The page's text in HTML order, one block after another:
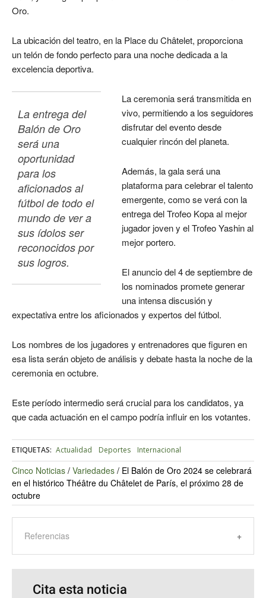
Oro.
La ubicación del teatro, en la Place du Châtelet, proporciona
un telón de fondo perfecto para una noche dedicada a la
excelencia deportiva.
La entrega del
Balón de Oro
será una
oportunidad
para los
aficionados al
fútbol de todo el
mundo de ver a
sus ídolos ser
reconocidos por
sus logros.
La ceremonia será transmitida en
vivo, permitiendo a los seguidores
disfrutar del evento desde
cualquier rincón del planeta.
Además, la gala será una
plataforma para celebrar el talento
emergente, como se verá con la
entrega del Trofeo Kopa al mejor
jugador joven y el Trofeo Yashin al
mejor portero.
El anuncio del 4 de septiembre de
los nominados promete generar
una intensa discusión y
expectativa entre los aficionados y expertos del fútbol.
Los nombres de los jugadores y entrenadores que figuren en
esa lista serán objeto de análisis y debate hasta la noche de la
ceremonia en octubre.
Este período intermedio será crucial para los candidatos, ya
que cada actuación en el campo podría influir en los votantes.
ETIQUETAS: Actualidad Deportes Internacional
Cinco Noticias / Variedades / El Balón de Oro 2024 se celebrará
en el histórico Théâtre du Châtelet de París, el próximo 28 de
octubre
Referencias
Cita esta noticia